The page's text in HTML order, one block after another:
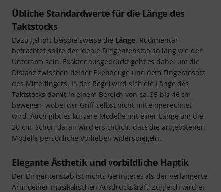
Übliche Standardwerte für die Länge des
Taktstocks
Dazu gehört beispielsweise die Länge. Rudimentär
betrachtet sollte der ideale Dirigentenstab so lang wie der
Unterarm sein. Exakter ausgedrückt geht es dabei um die
Distanz zwischen deiner Ellenbeuge und dem Fingeransatz
des Mittelfingers. In der Regel wird sich die Länge des
Taktstocks damit in einem Bereich von ca. 35 bis 46 cm
bewegen, wobei der Griff selbst nicht mit eingerechnet
wird. Auch gibt es kürzere Modelle mit einer Länge um die
20 cm. Schon daran wird ersichtlich, dass die angebotenen
Modelle persönliche Vorlieben widerspiegeln.
Elegante Ästhetik und vorbildliche Haptik
Der Dirigentenstab ist nichts Geringeres als der verlängerte
Arm deiner musikalischen Ausdruckskraft. Zugleich wird er